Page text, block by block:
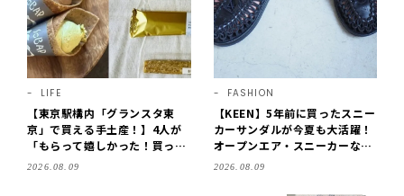
LIFE
【東京駅構内「グランスタ東
京」で買える手土産！】4人が
「もらって嬉しかった！買って
よかった」スイーツを拝見♪G
2026.08.09
FASHION
【KEEN】5年前に買ったスニー
カーサンダルが今夏も大活躍！
オープンエア・スニーカーなら
涼しくて歩きやすい【LEE編集
2026.08.09